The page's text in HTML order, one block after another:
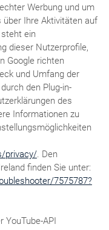
Werbung und um
Ihre Aktivitäten auf
ein
dieser Nutzerprofile,
Google richten
und Umfang der
den Plug-in-
des
Informationen zu
privacy/. Den
finden Sie unter:
7575787?
YouTube-API